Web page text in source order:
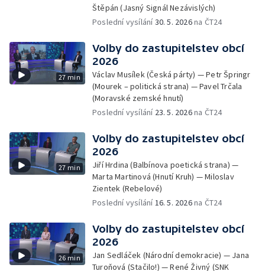
Štěpán (Jasný Signál Nezávislých)
Poslední vysílání30. 5. 2026na ČT24
27 min
Volby do zastupitelstev obcí
2026
Václav Musílek (Česká párty) — Petr Špringr
(Mourek – politická strana) — Pavel Trčala
(Moravské zemské hnutí)
Poslední vysílání 23. 5. 2026na ČT24
27 min
Volby do zastupitelstev obcí
2026
Jiří Hrdina (Balbínova poetická strana) —
Marta Martinová (Hnutí Kruh) — Miloslav
Zientek (Rebelové)
Poslední vysílání16. 5. 2026na ČT24
26 min
Volby do zastupitelstev obcí
2026
Jan Sedláček (Národní demokracie) — Jana
Turoňová (Stačilo!) — René Živný (SNK